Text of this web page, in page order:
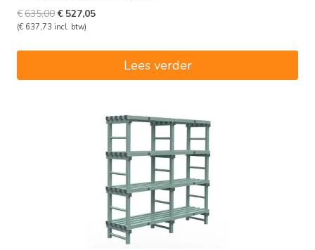
€635,00Oorspronkelijke
prijs
€ 527,05Huidige
€527,05.
(€ 637,73 incl. btw)
Lees verder